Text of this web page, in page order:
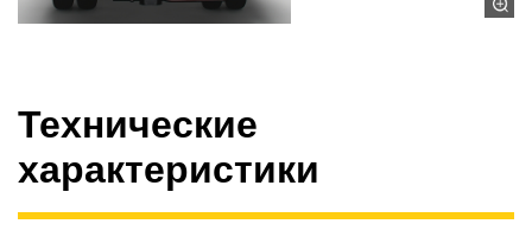
Технические
характеристики